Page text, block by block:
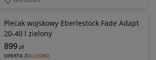
Plecak wojskowy Eberlestock Fade Adapt
20-40 l zielony
OFERTA ZALLEGRO
899zł